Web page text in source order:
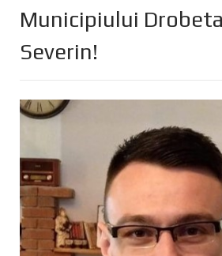
Municipiului
Severin!